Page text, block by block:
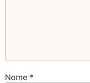
Nome *